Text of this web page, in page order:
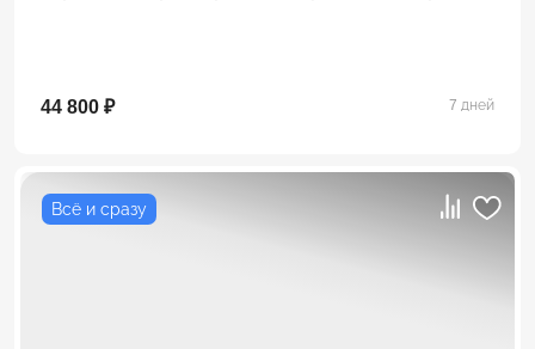
44 800 ₽ 7 дней
Всё и сразу